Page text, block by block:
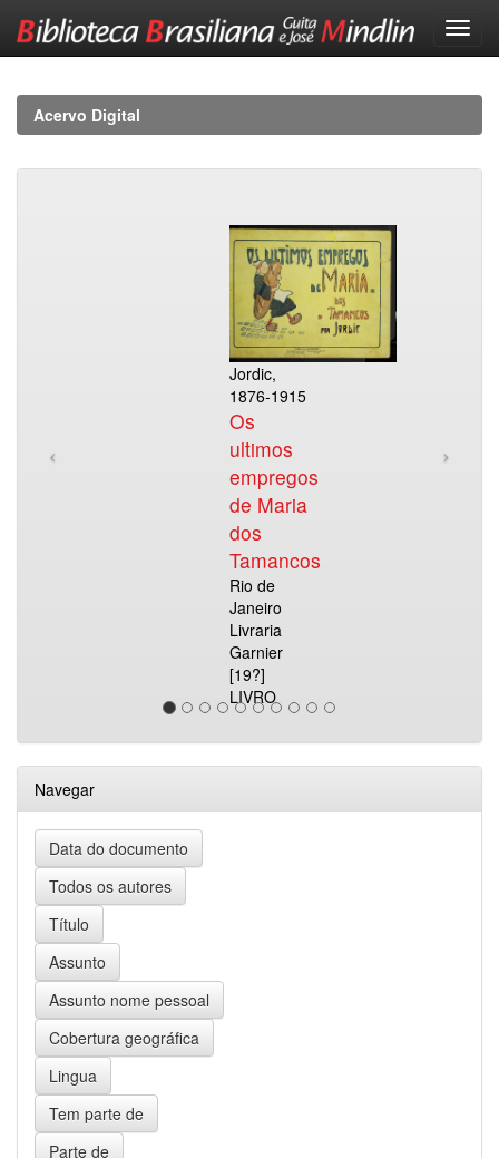
navigationAcervo Digital
Jordic,
1876-1915
Os
ultimos
empregos
de Maria
dos
Tamancos
Rio de
Janeiro
Livraria
Garnier
[19?]
LIVRO
Navegar